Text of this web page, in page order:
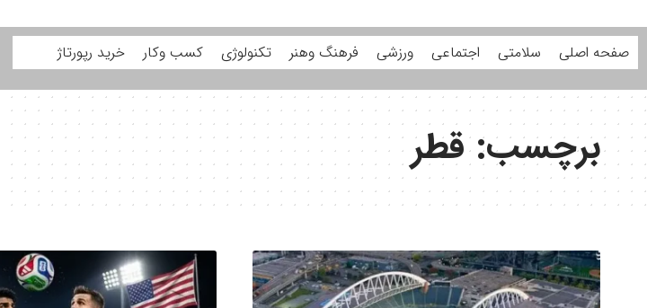
صفحه اصلی سلامتی اجتماعی ورزشی فرهنگ وهنر تکنولوژی کسب وکار خرید رپورتاژ
برچسب:قطر